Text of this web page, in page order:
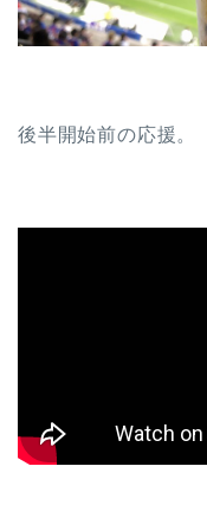
後半開始前の応援。